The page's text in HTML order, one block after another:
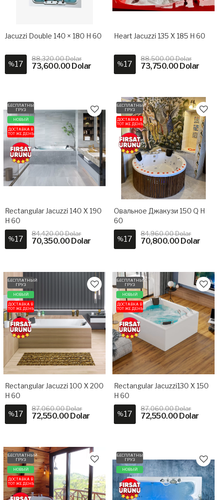
Jacuzzi Double 140 × 180 H 60
%17
88,320.00 Dolar
73,600.00 Dolar
Heart Jacuzzi 135 X 185 H 60
%17
88,500.00 Dolar
73,750.00 Dolar
БЕСПЛАТНЫЙ
ГРУЗ
НОВЫЙ
ДОСТАВКА В
ТОТ ЖЕ ДЕНЬ
Rectangular Jacuzzi 140 X 190
H 60
%17
84,420.00 Dolar
70,350.00 Dolar
БЕСПЛАТНЫЙ
ГРУЗ
ДОСТАВКА В
ТОТ ЖЕ ДЕНЬ
Овальное Джакузи 150 Q H
60
%17
84,960.00 Dolar
70,800.00 Dolar
БЕСПЛАТНЫЙ
ГРУЗ
НОВЫЙ
ДОСТАВКА В
ТОТ ЖЕ ДЕНЬ
Rectangular Jacuzzi 100 X 200
H 60
%17
87,060.00 Dolar
72,550.00 Dolar
БЕСПЛАТНЫЙ
ГРУЗ
НОВЫЙ
ДОСТАВКА В
ТОТ ЖЕ ДЕНЬ
Rectangular Jacuzzi130 X 150
H 60
%17
87,060.00 Dolar
72,550.00 Dolar
БЕСПЛАТНЫЙ
ГРУЗ
НОВЫЙ
ДОСТАВКА В
ТОТ ЖЕ ДЕНЬ
БЕСПЛАТНЫЙ
ГРУЗ
НОВЫЙ